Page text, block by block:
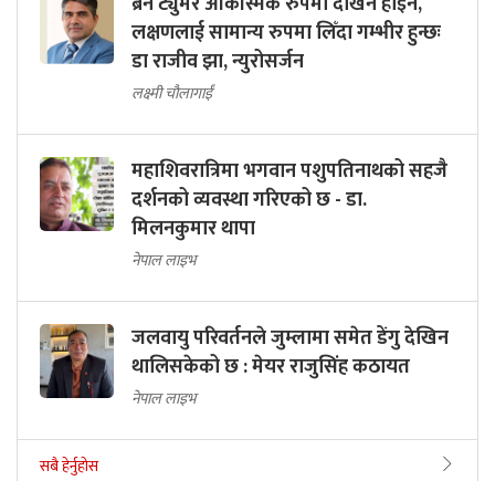
लक्षणलाई सामान्य रुपमा लिँदा गम्भीर हुन्छः
डा राजीव झा, न्युरोसर्जन
लक्ष्मी चौलागाईं
महाशिवरात्रिमा भगवान पशुपतिनाथको सहजै
दर्शनको व्यवस्था गरिएको छ - डा.
मिलनकुमार थापा
नेपाल लाइभ
जलवायु परिवर्तनले जुम्लामा समेत डेंगु देखिन
थालिसकेको छ : मेयर राजुसिंह कठायत
नेपाल लाइभ
सबै हेर्नुहोस